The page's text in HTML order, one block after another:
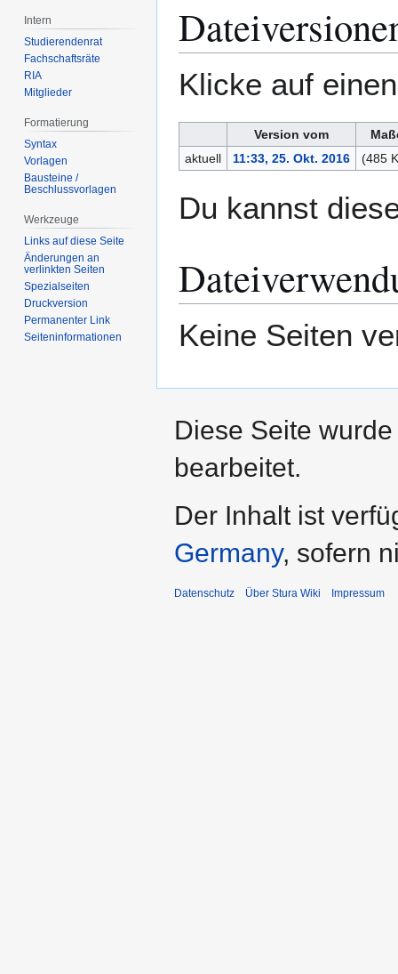
Klicke auf
Version vom
aktuell
11:33, 25. Okt. 2016 (485
Du kannst
Keine Seiten
Intern
Studierendenrat
Fachschaftsräte
RIA
Mitglieder
Formatierung
Syntax
Vorlagen
Bausteine /
Beschlussvorlagen
Werkzeuge
Links auf diese Seite
Änderungen an
verlinkten Seiten
Spezialseiten
Druckversion
Permanenter Link
Seiten­­informationen
Diese Seite
bearbeitet.
Der Inhalt ist
Germany, sofern
Datenschutz Über Stura Wiki Impressum